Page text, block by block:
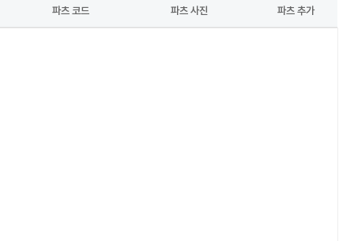
파츠 코드 파츠 사진 파츠 추가